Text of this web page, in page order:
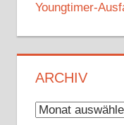
Youngtimer-
ARCHIV
Archiv